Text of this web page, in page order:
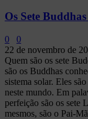
Os Sete
0
0
22 de novembro de
Quem são os sete
são os Buddhas
sistema solar. Eles
neste mundo. Em
perfeição são os sete
mesmos, são o Pai-